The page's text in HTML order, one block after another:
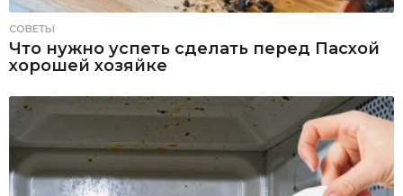
СОВЕТЫ
Что нужно успеть сделать перед Пасхой
хорошей хозяйке